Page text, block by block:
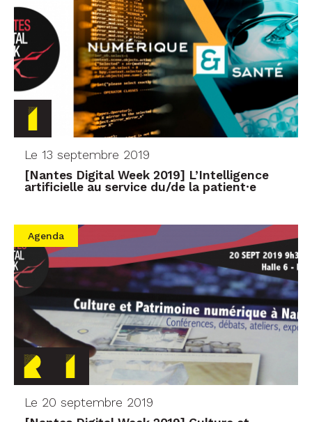
Le 13 septembre 2019
[Nantes Digital Week 2019] L’Intelligence
artificielle au service du/de la patient·e
Agenda
Le 20 septembre 2019